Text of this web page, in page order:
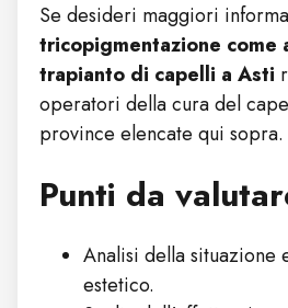
Se desideri maggiori
tricopigmentazione come
trapianto di capelli a Asti
operatori della cura del
province elencate qui sopra.
Punti da
Analisi della situazione
estetico.